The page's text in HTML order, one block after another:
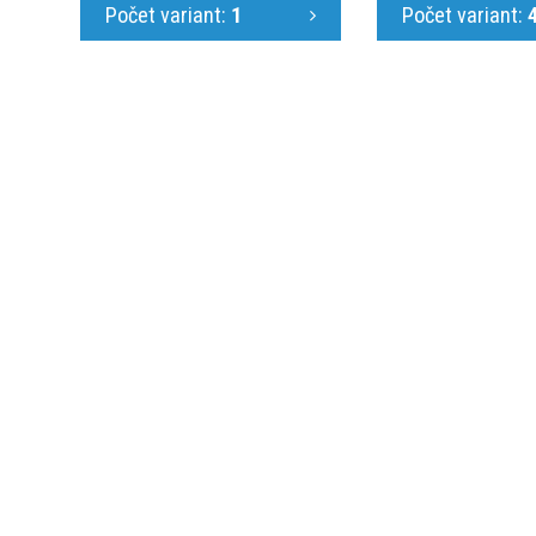
Počet variant: 1 Počet variant: